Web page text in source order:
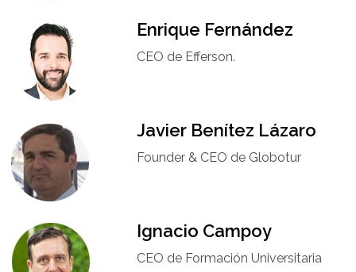
Enrique Fernández
CEO de Efferson.
Javier Benítez Lázaro
Founder & CEO de Globotur​
Ignacio Campoy​
CEO de Formación Universitaria​